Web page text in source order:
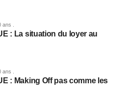
ans .
: La situation du loyer au
ans .
: Making Off pas comme les